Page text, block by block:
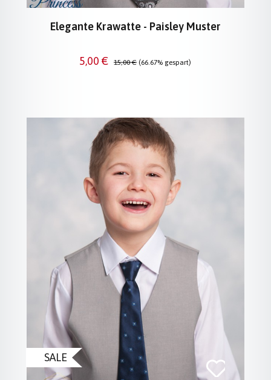
Elegante Krawatte - Paisley Muster
Verkaufspreis:
5,00 € Regulärer Preis:
15,00 € (66.67% gespart)
SALE